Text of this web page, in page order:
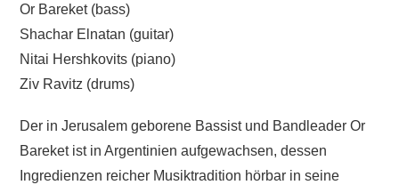
Or Bareket (bass)
Shachar Elnatan (guitar)
Nitai Hershkovits (piano)
Ziv Ravitz (drums)
Der in Jerusalem geborene Bassist und Bandleader Or
Bareket ist in Argentinien aufgewachsen, dessen
Ingredienzen reicher Musiktradition hörbar in seine